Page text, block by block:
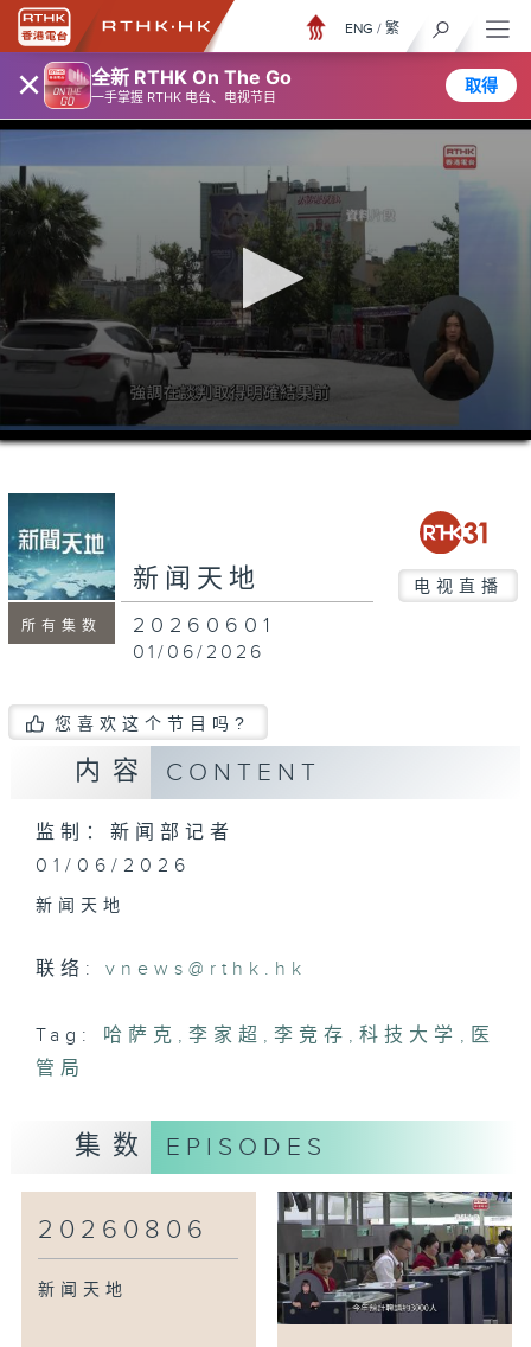
× 全新 RTHK On The Go
一手掌握 RTHK 电台、电视节目
取得
ENG / 繁
0
seconds
minutes,
seconds
所有集数
新闻天地 电视直播
20260601
01/06/2026
您喜欢这个节目吗?
内容 CONTENT
监制：新闻部记者
01/06/2026
新闻天地
联络:vnews@rthk.hk
Tag: 哈萨克 , 李家超 , 李竞存 ,科技大学 , 医
管局
集数 EPISODES
20260806
新闻天地